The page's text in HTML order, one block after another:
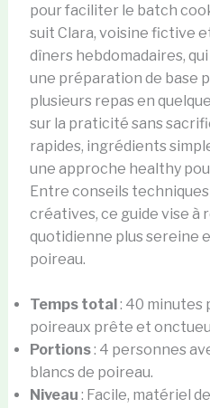
pour faciliter le batch
suit Clara, voisine fictive
dîners hebdomadaires,
une préparation de base
plusieurs repas en
sur la praticité sans
rapides, ingrédients
une approche healthy
Entre conseils
créatives, ce guide vise à
quotidienne plus sereine
poireau.
Temps total : 40 minutes
poireaux prête et
Portions: 4 personnes
blancs de poireau.
Niveau : Facile, matériel